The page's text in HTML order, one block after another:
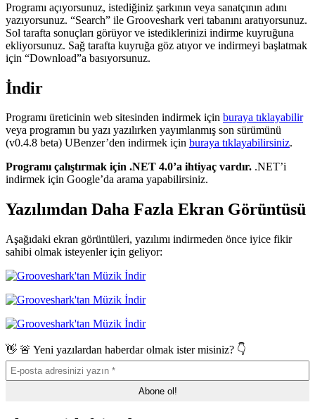
Programı açıyorsunuz, istediğiniz şarkının veya sanatçının adını
yazıyorsunuz. “Search” ile Grooveshark veri tabanını aratıyorsunuz.
Sol tarafta sonuçları görüyor ve istediklerinizi indirme kuyruğuna
ekliyorsunuz. Sağ tarafta kuyruğa göz atıyor ve indirmeyi başlatmak
için “Download”a basıyorsunuz.
İndir
Programı üreticinin web sitesinden indirmek için buraya tıklayabilir
veya programın bu yazı yazılırken yayımlanmış son sürümünü
(v0.4.8 beta) UBenzer’den indirmek için buraya tıklayabilirsiniz.
Programı çalıştırmak için .NET 4.0’a ihtiyaç vardır. .NET’i
indirmek için Google’da arama yapabilirsiniz.
Yazılımdan Daha Fazla Ekran Görüntüsü
Aşağıdaki ekran görüntüleri, yazılımı indirmeden önce iyice fikir
sahibi olmak isteyenler için geliyor:
👋 🚨 Yeni yazılardan haberdar olmak ister misiniz? 👇